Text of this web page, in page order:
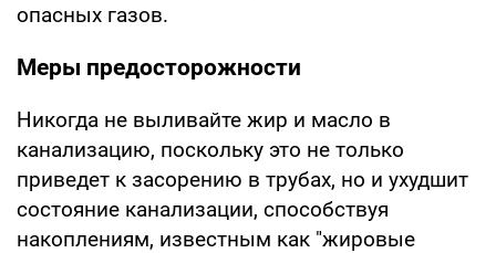
опасных газов.
Меры предосторожности
Никогда не выливайте жир и масло в
канализацию, поскольку это не только
приведет к засорению в трубах, но и ухудшит
состояние канализации, способствуя
накоплениям, известным как "жировые